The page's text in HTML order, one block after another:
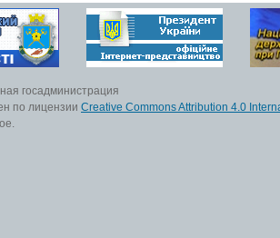
госадминистрация
по лицензии Creative Commons Attribution 4.0